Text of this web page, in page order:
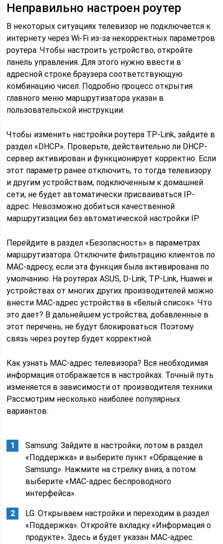
Неправильно настроен роутер
В некоторых ситуациях телевизор не подключается к
интернету через Wi-Fi из-за некорректных параметров
роутера. Чтобы настроить устройство, откройте
панель управления. Для этого нужно ввести в
адресной строке браузера соответствующую
комбинацию чисел. Подробно процесс открытия
главного меню маршрутизатора указан в
пользовательской инструкции.
Чтобы изменить настройки роутера TP-Link, зайдите в
раздел «DHCP». Проверьте, действительно ли DHCP-
сервер активирован и функционирует корректно. Если
этот параметр ранее отключить, то тогда телевизору
и другим устройствам, подключенным к домашней
сети, не будет автоматически присваиваться IP-
адрес. Невозможно добиться качественной
маршрутизации без автоматической настройки IP.
Перейдите в раздел «Безопасность» в параметрах
маршрутизатора. Отключите фильтрацию клиентов по
MAC-адресу, если эта функция была активирована по
умолчанию. На роутерах ASUS, D-Link, TP-Link, Huawei и
устройствах от многих других производителей можно
внести MAC-адрес устройства в «белый список». Что
это дает? В дальнейшем устройства, добавленные в
этот перечень, не будут блокироваться. Поэтому
связь через роутер будет корректной.
Как узнать MAC-адрес телевизора? Вся необходимая
информация отображается в настройках. Точный путь
изменяется в зависимости от производителя техники.
Рассмотрим несколько наиболее популярных
вариантов:
Samsung: Зайдите в настройки, потом в раздел
«Поддержка» и выберите пункт «Обращение в
Samsung». Нажмите на стрелку вниз, а потом
выберите «MAC-адрес беспроводного
интерфейса».
LG: Открываем настройки и переходим в раздел
«Поддержка». Откройте вкладку «Информация о
продукте». Здесь и будет указан MAC-адрес.